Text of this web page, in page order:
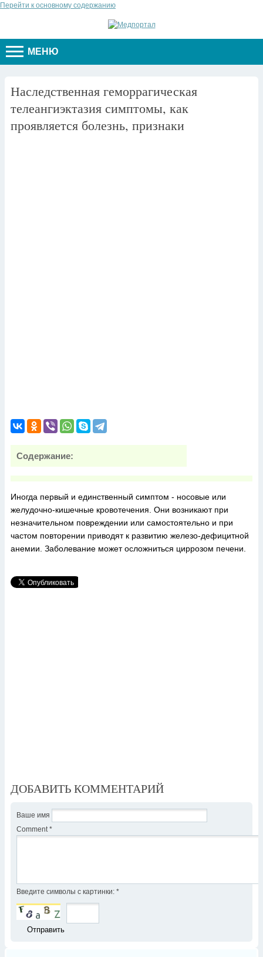
Перейти к основному содержанию
МЕНЮ
Наследственная геморрагическая
телеангиэктазия симптомы, как
проявляется болезнь, признаки
Содержание:
Иногда первый и единственный симптом - носовые или
желудочно-кишечные кровотечения. Они возникают при
незначительном повреждении или самостоятельно и при
частом повторении приводят к развитию железо-дефицитной
анемии. Заболевание может осложниться циррозом печени.
ДОБАВИТЬ КОММЕНТАРИЙ
Ваше имя
Comment *
Введите символы с картинки: *